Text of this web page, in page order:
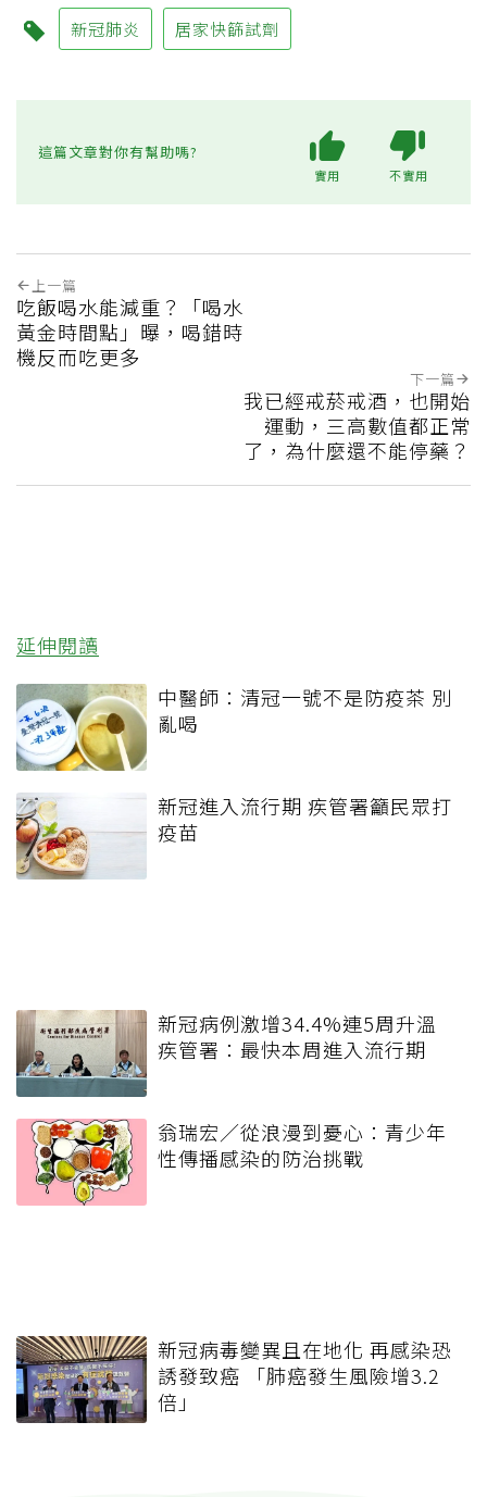
新冠肺炎 居家快篩試劑
這篇文章對你有幫助嗎?
實用 不實用
上一篇
吃飯喝水能減重？「喝水
黃金時間點」曝，喝錯時
機反而吃更多
下一篇
我已經戒菸戒酒，也開始
運動，三高數值都正常
了，為什麼還不能停藥？
延伸閱讀
中醫師：清冠一號不是防疫茶 別
亂喝
新冠進入流行期 疾管署籲民眾打
疫苗
新冠病例激增34.4%連5周升溫
疾管署：最快本周進入流行期
翁瑞宏／從浪漫到憂心：青少年
性傳播感染的防治挑戰
新冠病毒變異且在地化 再感染恐
誘發致癌 「肺癌發生風險增3.2
倍」